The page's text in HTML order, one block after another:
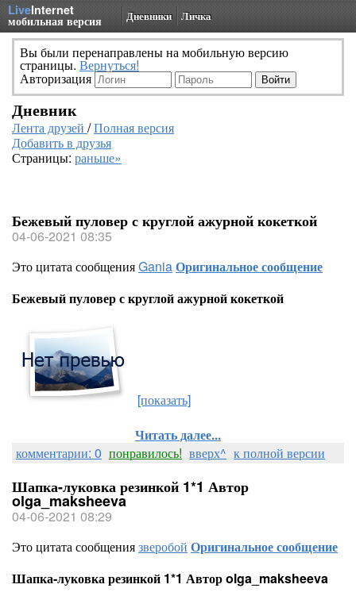
LiveInternet
мобильная версия Дневники Личка
Вы были перенаправлены на мобильную версию
страницы. Вернуться!
Авторизация
Дневник
Лента друзей /Полная версия
Добавить в друзья
Страницы: раньше»
Бежевый пуловер с круглой ажурной кокеткой
04-06-2021 08:35
Это цитата сообщенияGaniaОригинальное сообщение
Бежевый пуловер с круглой ажурной кокеткой
[показать]
Читать далее...
комментарии: 0 понравилось! вверх^ к полной версии
Шапка-луковка резинкой 1*1 Автор
olga_maksheeva
04-06-2021 08:29
Это цитата сообщениязверобой Оригинальное сообщение
Шапка-луковка резинкой 1*1 Автор olga_maksheeva